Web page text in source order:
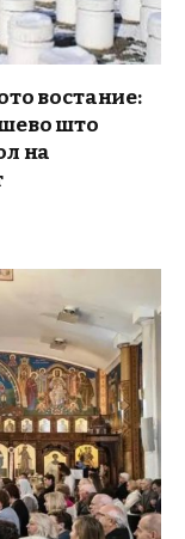
востание:
што
на